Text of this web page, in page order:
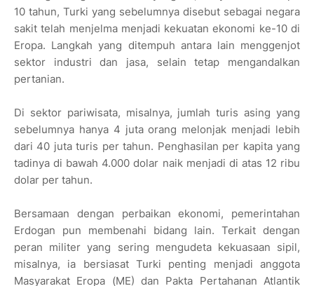
10 tahun, Turki yang sebelumnya disebut sebagai negara
sakit telah menjelma menjadi kekuatan ekonomi ke-10 di
Eropa. Langkah yang ditempuh antara lain menggenjot
sektor industri dan jasa, selain tetap mengandalkan
pertanian.
Di sektor pariwisata, misalnya, jumlah turis asing yang
sebelumnya hanya 4 juta orang melonjak menjadi lebih
dari 40 juta turis per tahun. Penghasilan per kapita yang
tadinya di bawah 4.000 dolar naik menjadi di atas 12 ribu
dolar per tahun.
Bersamaan dengan perbaikan ekonomi, pemerintahan
Erdogan pun membenahi bidang lain. Terkait dengan
peran militer yang sering mengudeta kekuasaan sipil,
misalnya, ia bersiasat Turki penting menjadi anggota
Masyarakat Eropa (ME) dan Pakta Pertahanan Atlantik